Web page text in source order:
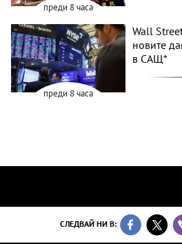
преди 8 часа
преди 8 часа
Wall
новите
в САЩ*
СЛЕДВАЙ НИ В: